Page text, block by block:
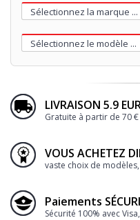
LIVRAISON 5.9
Gratuite à partir de 70 €
VOUS ACHETEZ
vaste choix de
Paiements
Sécurité 100% avec